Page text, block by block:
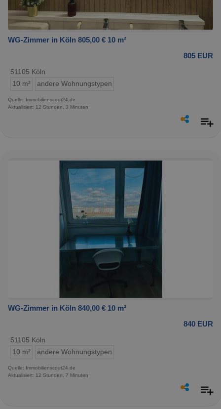
WG-Zimmer in Köln 805,00 € 10 m²
805 EUR
51105 Köln
10 m²
andere Wohnungstypen
Quelle: Immobilienscout24.de
Aktualisiert: 12 Stunden, 3 Minuten
WG-Zimmer in Köln 840,00 € 10 m²
840 EUR
51105 Köln
10 m²
andere Wohnungstypen
Quelle: Immobilienscout24.de
Aktualisiert: 12 Stunden, 7 Minuten